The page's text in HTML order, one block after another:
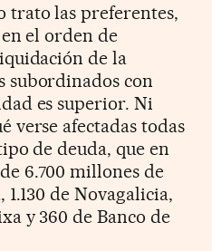
trato las preferentes,
el orden de
de la
subordinados con
es superior. Ni
verse afectadas todas
de deuda, que en
6.700 millones de
1.130 de Novagalicia,
y 360 de Banco de